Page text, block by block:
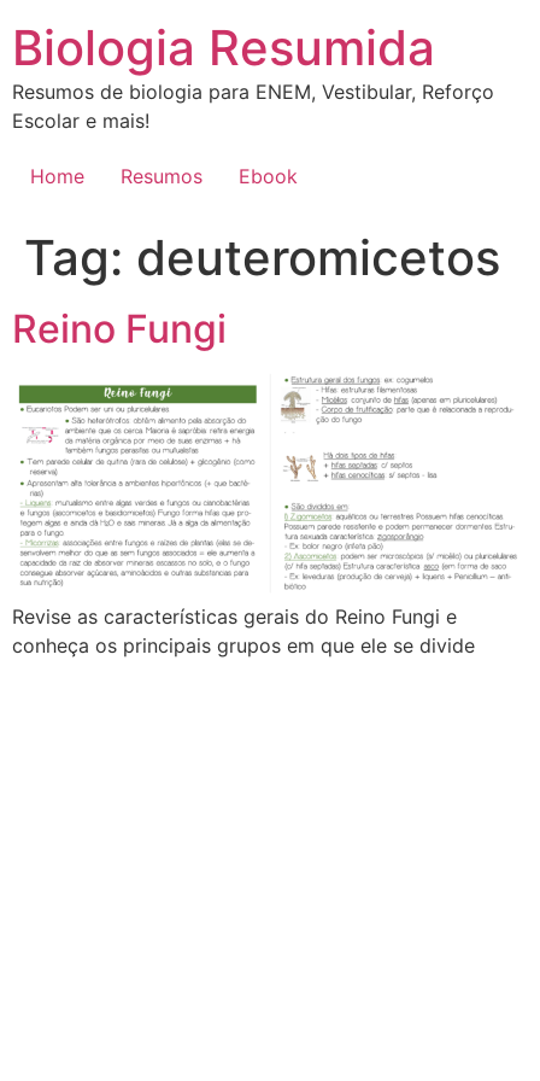
para
conteúdo
Biologia Resumida
Resumos de biologia para ENEM, Vestibular, Reforço
Escolar e mais!
Home Resumos Ebook
Tag: deuteromicetos
Reino Fungi
Revise as características gerais do Reino Fungi e
conheça os principais grupos em que ele se divide